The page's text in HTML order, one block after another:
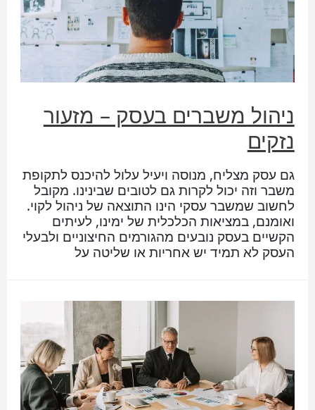
ניהול משברים בעסק – מזעור
נזקים
גם עסק מצליח, מנוסה ויעיל עלול להיכנס לתקופת
משבר וזה יכול לקרות גם לטובים שבינינו. מקובל
לחשוב שמשבר עסקי הינו התוצאה של ניהול לקוי.
ואומנם, במציאות הכלכלית של ימינו, לעיתים
הקשיים בעסק נובעים מהגורמים החיצוניים ולבעלי
העסק לא תמיד יש אחריות או שליטה על